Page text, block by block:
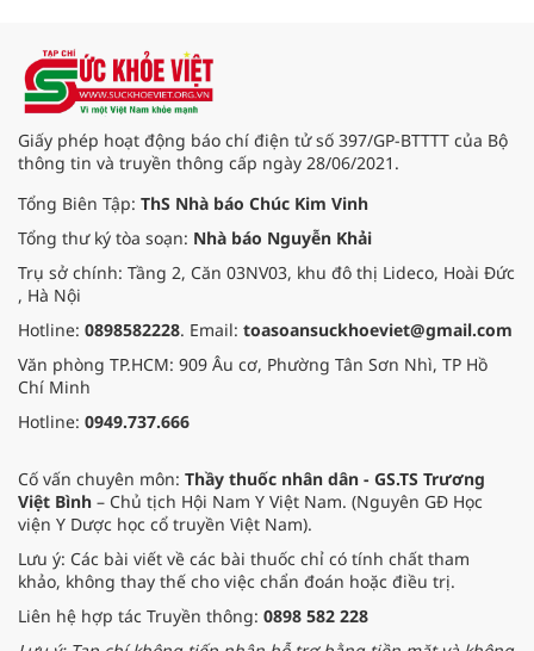
Giấy phép hoạt động báo chí điện tử số 397/GP-BTTTT của Bộ
thông tin và truyền thông cấp ngày 28/06/2021.
Tổng Biên Tập: ThS Nhà báo Chúc Kim Vinh
Tổng thư ký tòa soạn: Nhà báo Nguyễn Khải
Trụ sở chính: Tầng 2, Căn 03NV03, khu đô thị Lideco, Hoài Đức
, Hà Nội
Hotline: 0898582228. Email: toasoansuckhoeviet@gmail.com
Văn phòng TP.HCM: 909 Âu cơ, Phường Tân Sơn Nhì, TP Hồ
Chí Minh
Hotline: 0949.737.666
Cố vấn chuyên môn: Thầy thuốc nhân dân - GS.TS Trương
Việt Bình – Chủ tịch Hội Nam Y Việt Nam. (Nguyên GĐ Học
viện Y Dược học cổ truyền Việt Nam).
Lưu ý: Các bài viết về các bài thuốc chỉ có tính chất tham
khảo, không thay thế cho việc chẩn đoán hoặc điều trị.
Liên hệ hợp tác Truyền thông: 0898 582 228